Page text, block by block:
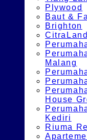
Plywood
Baut &
Brighton
Malang
House
Kediri
Riuma